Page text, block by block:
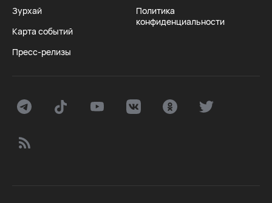
Зурхай
Карта событий
Пресс-релизы
Политика
конфиденциальности